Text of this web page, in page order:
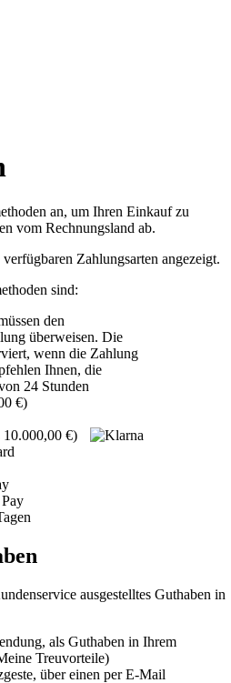
an, um Ihren Einkauf zu
vom Rechnungsland ab.
Zahlungsarten angezeigt.
sind:
den
überweisen. Die
wenn die Zahlung
Ihnen, die
24 Stunden
€)
€)
ausgestelltes Guthaben in
als Guthaben in Ihrem
Treuvorteile)
über einen per E-Mail